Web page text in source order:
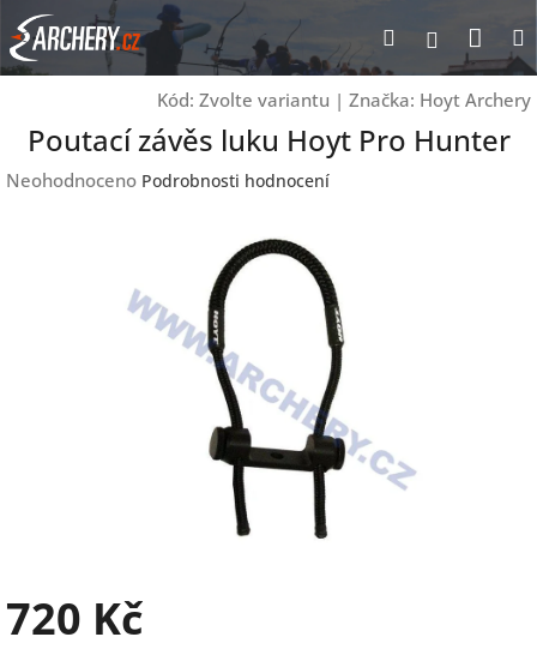
Přejít
na
obsah
Hledat
Kód: Zvolte variantu | Značka: Hoyt Archery
Poutací závěs luku Hoyt Pro Hunter
Průměrné
Neohodnoceno Podrobnosti hodnocení
720 Kč